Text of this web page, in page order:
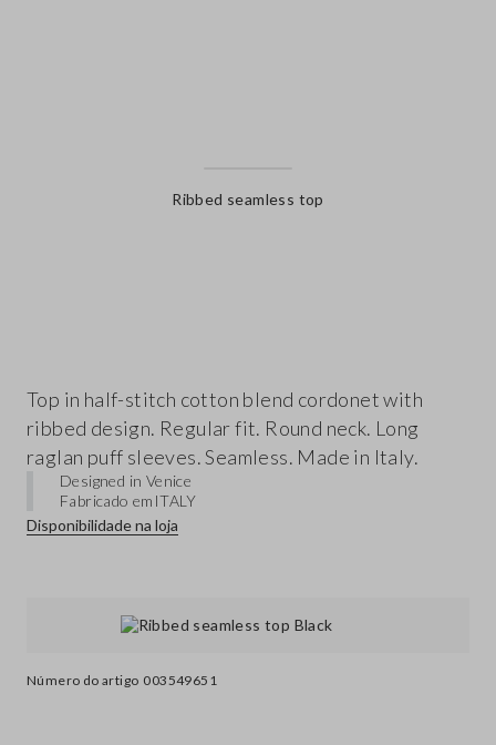
Ribbed seamless top
Número do artigo 003549651
Top in half-stitch cotton blend cordonet with
ribbed design. Regular fit. Round neck. Long
raglan puff sleeves. Seamless. Made in Italy.
Designed in Venice
Fabricado em ITALY
Disponibilidade na loja